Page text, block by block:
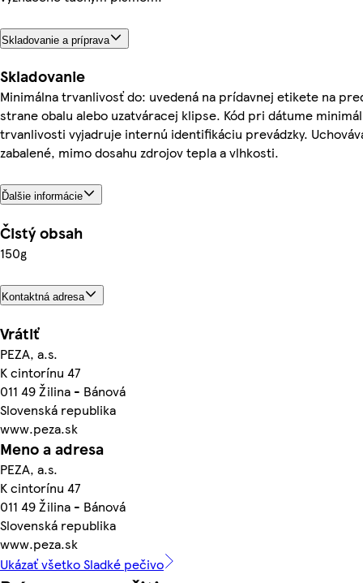
Skladovanie a príprava
Skladovanie
Minimálna trvanlivosť do: uvedená na prídavnej etikete na
strane obalu alebo uzatváracej klipse. Kód pri dátume
trvanlivosti vyjadruje internú identifikáciu prevádzky.
zabalené, mimo dosahu zdrojov tepla a vlhkosti.
Ďalšie informácie
Čistý obsah
150g
Kontaktná adresa
Vrátiť
PEZA, a.s.
K cintorínu 47
011 49 Žilina - Bánová
Slovenská republika
www.peza.sk
Meno a adresa
PEZA, a.s.
K cintorínu 47
011 49 Žilina - Bánová
Slovenská republika
www.peza.sk
Ukázať všetko Sladké pečivo